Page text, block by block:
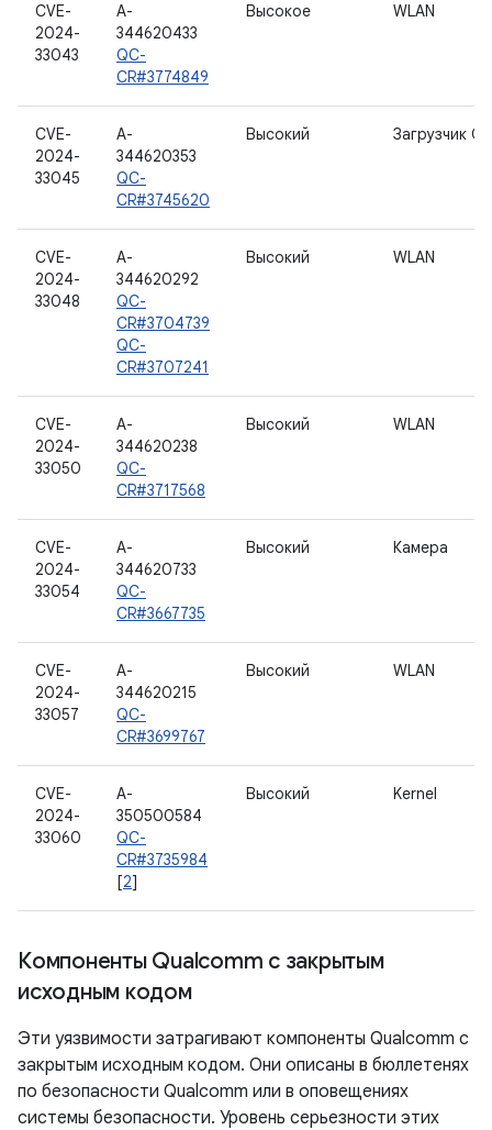
CVE-
2024-
33043
A-
344620433
QC-
CR#3774849
Высокое WLAN
CVE-
2024-
33045
A-
344620353
QC-
CR#3745620
Высокий Загрузчик
CVE-
2024-
33048
A-
344620292
QC-
CR#3704739
QC-
CR#3707241
Высокий WLAN
CVE-
2024-
33050
A-
344620238
QC-
CR#3717568
Высокий WLAN
CVE-
2024-
33054
A-
344620733
QC-
CR#3667735
Высокий Камера
CVE-
2024-
33057
A-
344620215
QC-
CR#3699767
Высокий WLAN
CVE-
2024-
33060
A-
350500584
QC-
CR#3735984
[2]
Высокий Kernel
Компоненты Qualcomm с закрытым
исходным кодом
Эти уязвимости затрагивают компоненты Qualcomm с
закрытым исходным кодом. Они описаны в бюллетенях
по безопасности Qualcomm или в оповещениях
системы безопасности. Уровень серьезности этих